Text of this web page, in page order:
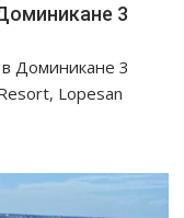
3
Доминикане 3
Lopesan